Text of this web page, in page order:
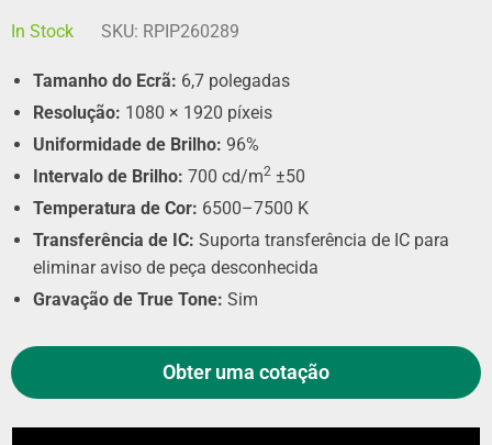
In Stock SKU: RPIP260289
Tamanho do Ecrã: 6,7 polegadas
Resolução: 1080 × 1920 píxeis
Uniformidade de Brilho: 96%
Intervalo de Brilho: 700 cd/m2 ±50
Temperatura de Cor: 6500–7500 K
Transferência de IC: Suporta transferência de IC para
eliminar aviso de peça desconhecida
Gravação de True Tone: Sim
Obter uma cotação